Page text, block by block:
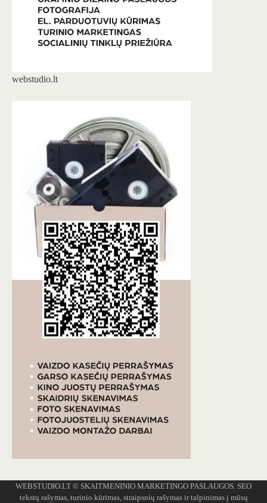
webstudio.lt
WEBSTUDIO.LT © SKAITMENINIO MARKETINGO PASLAUGOS. SEO
tekstų rašymas, turinio kūrimas, straipsnių rašymas ir talpinimas į mūsų